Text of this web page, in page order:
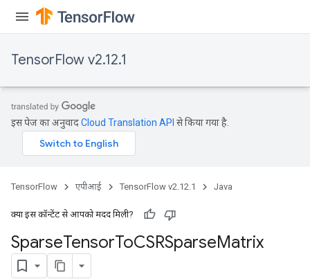
TensorFlow v2.12.1
इस पेज का अनुवादCloud Translation API से किया गया है.
TensorFlow एपीआई TensorFlow v2.12.1 Java
क्या इस कॉन्टेंट से आपको मदद मिली?
SparseTensorToCSRSparseMatrix